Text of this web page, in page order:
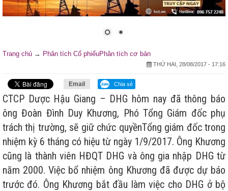
Trang chủ → Phân tích Cổ phiếuPhân tích cơ bản
THỨ HAI, 28/08/2017 - 17:16
Email Chia sẻ
CTCP Dược Hậu Giang – DHG hôm nay đã thông báo
ông Đoàn Đình Duy Khương, Phó Tổng Giám đốc phụ
trách thị trường, sẽ giữ chức quyềnTổng giám đốc trong
nhiệm kỳ 6 tháng có hiệu từ ngày 1/9/2017. Ông Khương
cũng là thành viên HĐQT DHG và ông gia nhập DHG từ
năm 2000. Việc bổ nhiệm ông Khương đã được dự báo
trước đó. Ông Khương bắt đầu làm việc cho DHG ở bộ